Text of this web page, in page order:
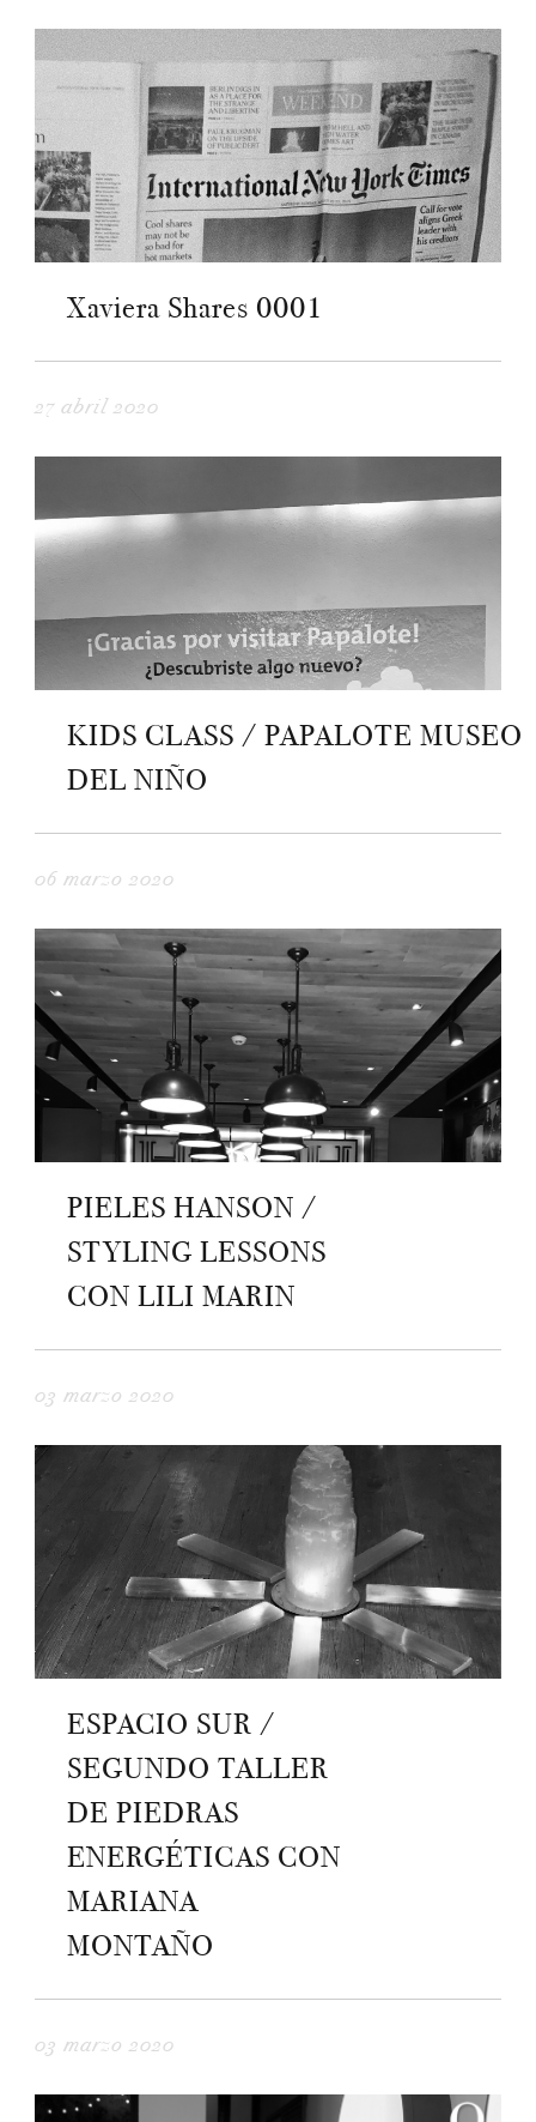
Xaviera Shares 0001
27 abril 2020
KIDS CLASS / PAPALOTE MUSEO
DEL NIÑO
06 marzo 2020
PIELES HANSON /
STYLING LESSONS
CON LILI MARIN
03 marzo 2020
ESPACIO SUR /
SEGUNDO TALLER
DE PIEDRAS
ENERGÉTICAS CON
MARIANA
MONTAÑO
03 marzo 2020